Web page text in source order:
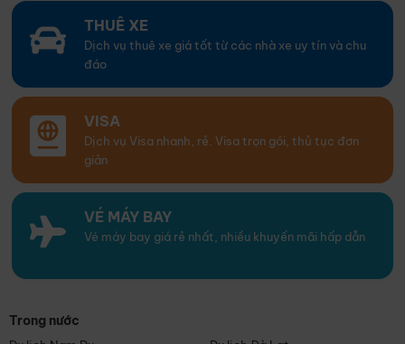
THUÊ XE
Dịch vụ thuê xe giá tốt từ các nhà xe uy tín và chu
đáo
VISA
Dịch vụ Visa nhanh, rẻ. Visa trọn gói, thủ tục đơn
giản
VÉ MÁY BAY
Vé máy bay giá rẻ nhất, nhiều khuyến mãi hấp dẫn
Trong nước